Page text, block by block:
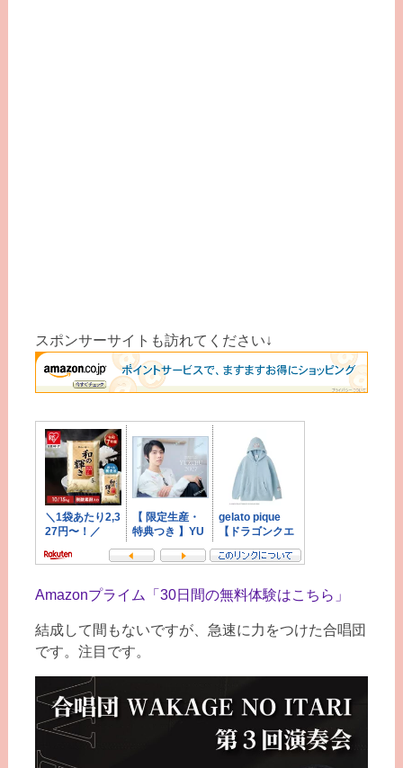
スポンサーサイトも訪れてください↓
Amazonプライム「30日間の無料体験はこちら」
結成して間もないですが、急速に力をつけた合唱団
です。注目です。